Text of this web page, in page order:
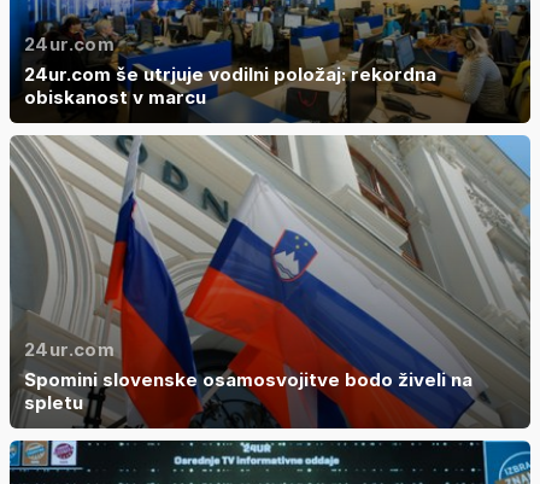
24ur.com
24ur.com še utrjuje vodilni položaj: rekordna
obiskanost v marcu
24ur.com
Spomini slovenske osamosvojitve bodo živeli na
spletu